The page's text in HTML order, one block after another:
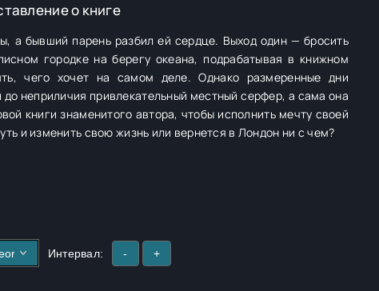
о книге
а бывший парень разбил ей сердце. Выход один — бросить
городке на берегу океана, подрабатывая в книжном
чего хочет на самом деле. Однако размеренные дни
неприличия привлекательный местный серфер, а сама она
книги знаменитого автора, чтобы исполнить мечту своей
и изменить свою жизнь или вернется в Лондон ни с чем?
Интервал: - +